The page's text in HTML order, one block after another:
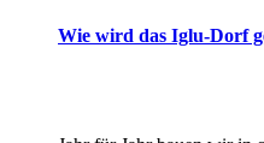
Wie wird das Iglu-Dorf